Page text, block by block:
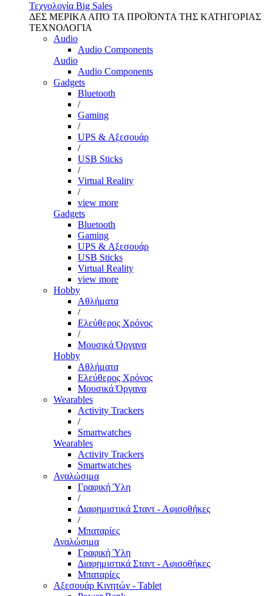
Τεχνολογία Big Sales
ΔΕΣ ΜΕΡΙΚΑ ΑΠΌ ΤΑ ΠΡΟΪΌΝΤΑ ΤΗΣ ΚΑΤΗΓΟΡΙΑΣ
ΤΕΧΝΟΛΟΓΙΑ
Audio
Audio Components
Audio
Audio Components
Gadgets
Bluetooth
/
Gaming
/
UPS & Αξεσουάρ
/
USB Sticks
/
Virtual Reality
/
view more
Gadgets
Bluetooth
Gaming
UPS & Αξεσουάρ
USB Sticks
Virtual Reality
view more
Hobby
Αθλήματα
/
Ελεύθερος Χρόνος
/
Μουσικά Όργανα
Hobby
Αθλήματα
Ελεύθερος Χρόνος
Μουσικά Όργανα
Wearables
Activity Trackers
/
Smartwatches
Wearables
Activity Trackers
Smartwatches
Αναλώσιμα
Γραφική Ύλη
/
Διαφημιστικά Σταντ - Αφισοθήκες
/
Μπαταρίες
Αναλώσιμα
Γραφική Ύλη
Διαφημιστικά Σταντ - Αφισοθήκες
Μπαταρίες
Αξεσουάρ Κινητών - Tablet